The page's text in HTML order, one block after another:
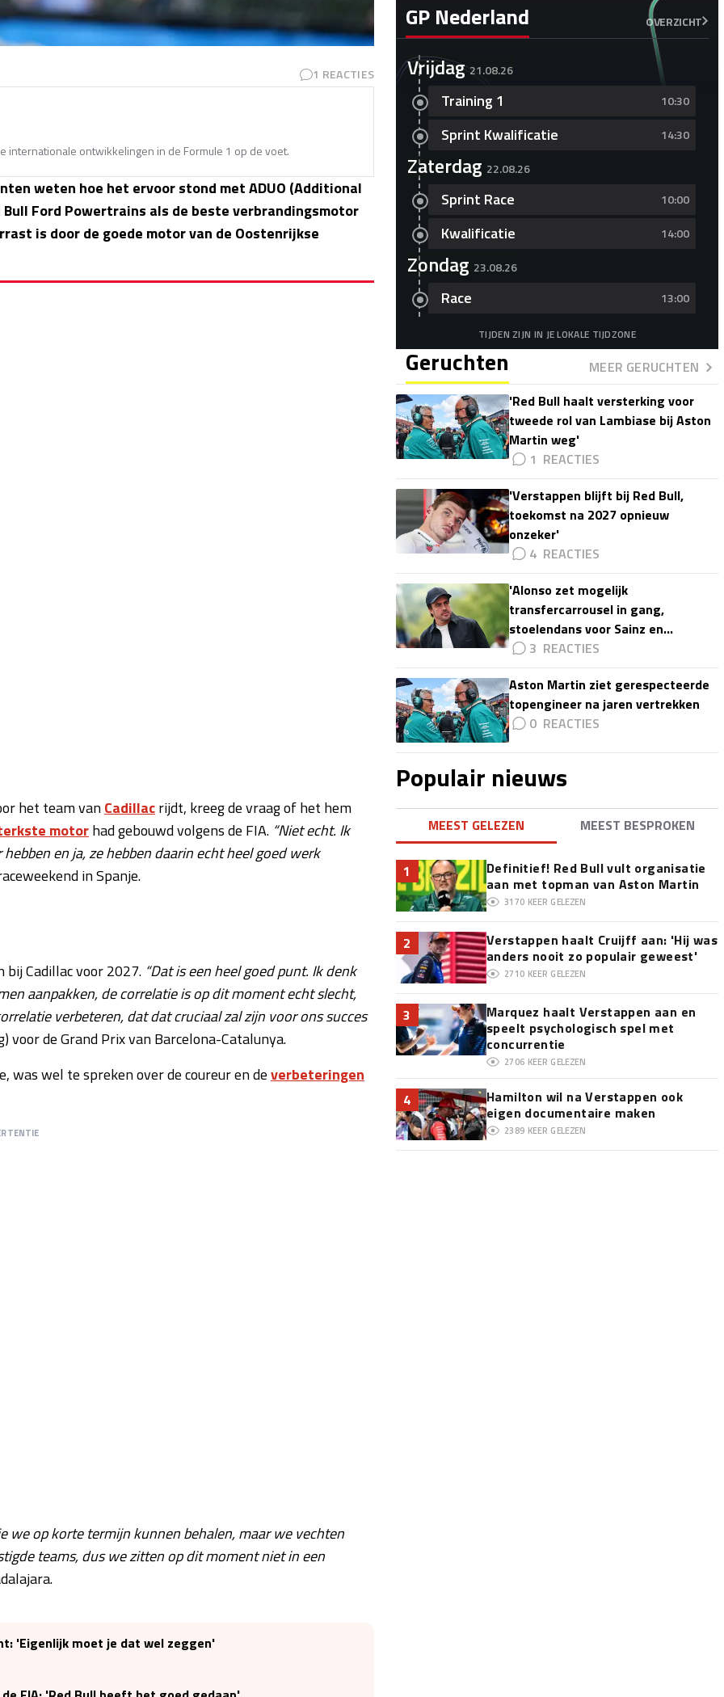
1 REACTIES
internationale ontwikkelingen in de Formule 1 op de voet.
weten hoe het ervoor stond met ADUO (Additional
Ford Powertrains als de beste verbrandingsmotor
is door de goede motor van de Oostenrijkse
het team vanCadillacrijdt, kreeg de vraag of het hem
motorhad gebouwd volgens de FIA. “Niet echt. Ik
en ja, ze hebben daarin echt heel goed werk
in Spanje.
Cadillac voor 2027. “Dat is een heel goed punt. Ik denk
aanpakken, de correlatie is op dit moment echt slecht,
verbeteren, dat dat cruciaal zal zijn voor ons succes
voor de Grand Prix van Barcelona-Catalunya.
was wel te spreken over de coureur en deverbeteringen
we op korte termijn kunnen behalen, maar we vechten
teams, dus we zitten op dit moment niet in een
'Eigenlijk moet je dat wel zeggen'
GP Nederland OVERZICHT
Vrijdag 21.08.26
Training 1 10:30
Sprint Kwalificatie 14:30
Zaterdag 22.08.26
Sprint Race 10:00
Kwalificatie 14:00
Zondag 23.08.26
Race 13:00
TIJDEN ZIJN IN JE LOKALE TIJDZONE
Geruchten
MEER GERUCHTEN
'Red Bull haalt versterking voor
tweede rol van Lambiase bij Aston
Martin weg'
1
'Verstappen blijft bij Red Bull,
toekomst na 2027 opnieuw
onzeker'
4
'Alonso zet mogelijk
transfercarrousel in gang,
stoelendans voor Sainz en
Colapinto'
3
Aston Martin ziet gerespecteerde
topengineer na jaren vertrekken
0
Populair nieuws
MEEST GELEZEN MEEST BESPROKEN
1
Definitief! Red Bull vult organisatie
aan met topman van Aston Martin
3170 KEER GELEZEN
2
Verstappen haalt Cruijff aan: 'Hij was
anders nooit zo populair geweest'
2710 KEER GELEZEN
3
Marquez haalt Verstappen aan en
speelt psychologisch spel met
concurrentie
2706 KEER GELEZEN
4
Hamilton wil na Verstappen ook
eigen documentaire maken
2389 KEER GELEZEN